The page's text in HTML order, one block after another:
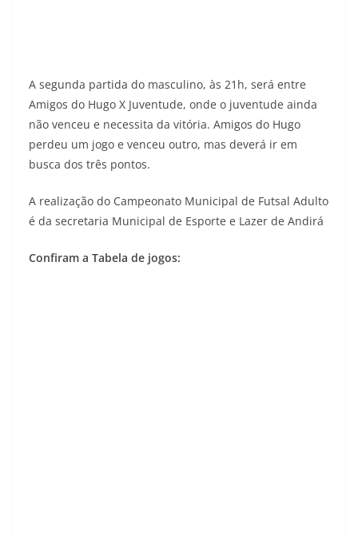
A segunda partida do masculino, às 21h, será entre
Amigos do Hugo X Juventude, onde o juventude ainda
não venceu e necessita da vitória. Amigos do Hugo
perdeu um jogo e venceu outro, mas deverá ir em
busca dos três pontos.
A realização do Campeonato Municipal de Futsal Adulto
é da secretaria Municipal de Esporte e Lazer de Andirá
Confiram a Tabela de jogos: